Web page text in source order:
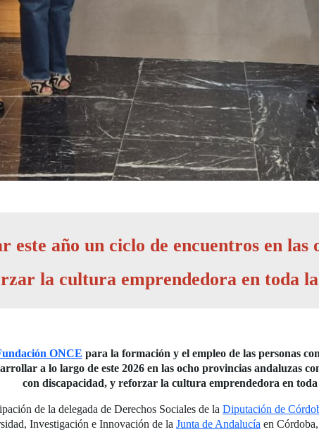
este año un ciclo de encuentros en
la cultura emprendedora en toda
ONCE para la formación y el empleo de las personas
a lo largo de este 2026 en las ocho provincias andaluzas
con discapacidad, y reforzar la cultura emprendedora en
de la delegada de Derechos Sociales de la Diputación de
Investigación e Innovación de la Junta de Andalucía en